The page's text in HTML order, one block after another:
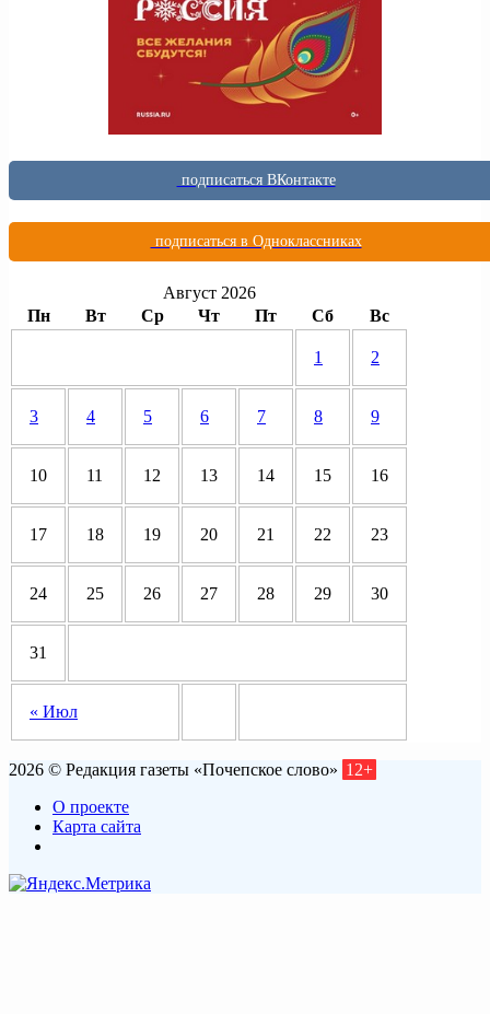
подписаться ВКонтакте
подписаться в Одноклассниках
Август 2026
Пн
Вт Ср Чт Пт Сб Вс
« Июл
1 2
3 4 5 6 7 8 9
10 11 12 13 14 15 16
17 18 19 20 21 22 23
24 25 26 27 28 29 30
31
2026 © Редакция газеты «Почепское слово» 12+
О проекте
Карта сайта